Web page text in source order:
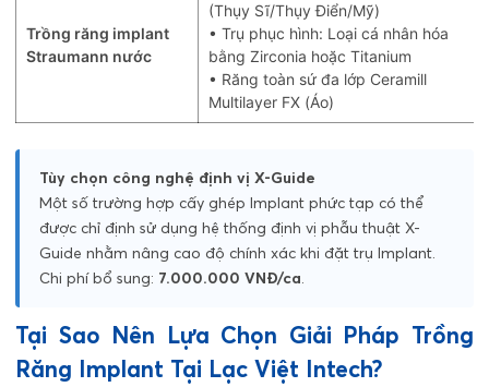
Trồng răng implant
Straumann nước
(Thụy Sĩ/Thụy Điển/Mỹ)
• Trụ phục hình: Loại cá nhân hóa
bằng Zirconia hoặc Titanium
• Răng toàn sứ đa lớp Ceramill
Multilayer FX (Áo)
Tùy chọn công nghệ định vị X-Guide
Một số trường hợp cấy ghép Implant phức tạp có thể
được chỉ định sử dụng hệ thống định vị phẫu thuật X-
Guide nhằm nâng cao độ chính xác khi đặt trụ Implant.
Chi phí bổ sung: 7.000.000 VNĐ/ca.
Tại Sao Nên Lựa Chọn Giải Pháp Trồng
Răng Implant Tại Lạc Việt Intech?